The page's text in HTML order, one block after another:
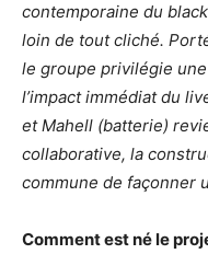
contemporaine du
loin de tout cliché.
le groupe privilégie
l’impact immédiat du
et Mahell (batterie)
collaborative, la
commune de façonner
Comment est né le